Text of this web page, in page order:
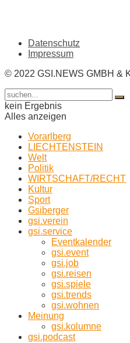
Datenschutz
Impressum
© 2022 GSI.NEWS GMBH &
kein Ergebnis
Alles anzeigen
Vorarlberg
LIECHTENSTEIN
Welt
Politik
WIRTSCHAFT/RECHT
Kultur
Sport
Gsiberger
gsi.verein
gsi.service
Eventkalender
gsi.event
gsi.job
gsi.reisen
gsi.spiele
gsi.trends
gsi.wohnen
Meinung
gsi.kolumne
gsi.podcast